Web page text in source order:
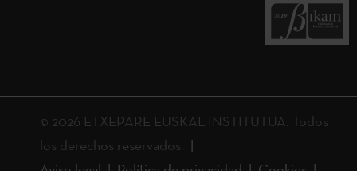
© 2026 ETXEPARE EUSKAL INSTITUTUA. Todos
los derechos reservados.